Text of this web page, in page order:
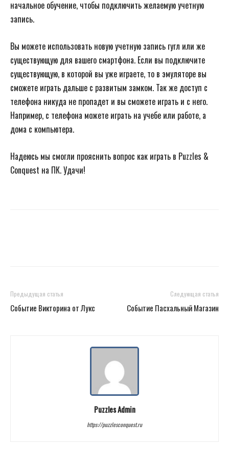
начальное обучение, чтобы подключить желаемую учетную
запись.
Вы можете использовать новую учетную запись гугл или же
существующую для вашего смартфона. Если вы подключите
существующую, в которой вы уже играете, то в эмуляторе вы
сможете играть дальше с развитым замком. Так же доступ с
телефона никуда не пропадет и вы сможете играть и с него.
Например, с телефона можете играть на учебе или работе, а
дома с компьютера.
Надеюсь мы смогли прояснить вопрос как играть в Puzzles &
Conquest на ПК. Удачи!
Предыдущая статья
Событие Викторина от Лукс
Следующая статья
Событие Пасхальный Магазин
Puzzles Admin
https://puzzlesconquest.ru